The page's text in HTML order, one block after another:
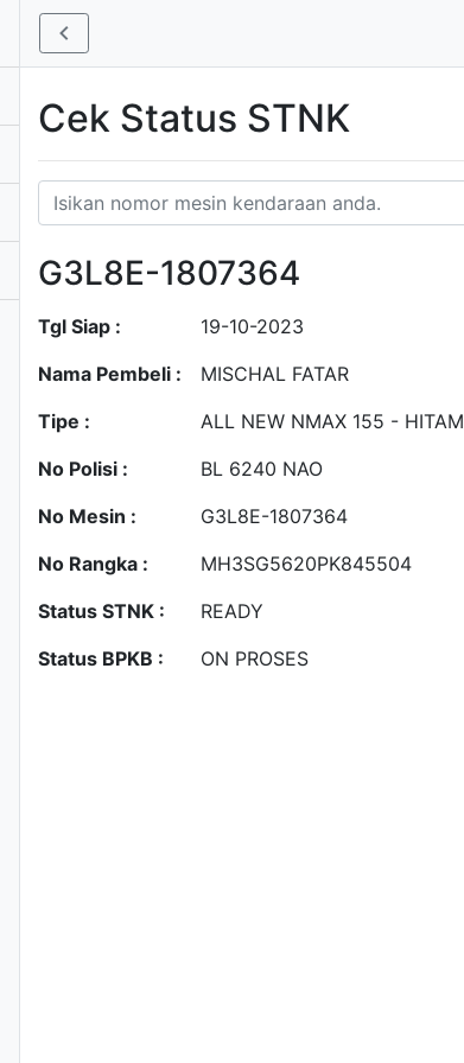
Cek Status STNK
G3L8E-1807364
Tgl Siap :
19-10-2023
Nama Pembeli :
MISCHAL FATAR
Tipe :
ALL NEW NMAX 155 - HITAM
No Polisi :
BL 6240 NAO
No Mesin :
G3L8E-1807364
No Rangka :
MH3SG5620PK845504
Status STNK :
READY
Status BPKB :
ON PROSES